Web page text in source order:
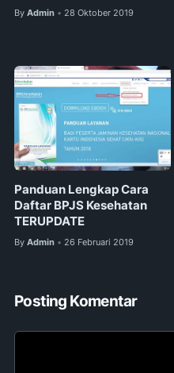
By Admin • 28 Oktober 2019
Panduan Lengkap Cara
Daftar BPJS Kesehatan
TERUPDATE
By Admin • 26 Februari 2019
Posting Komentar